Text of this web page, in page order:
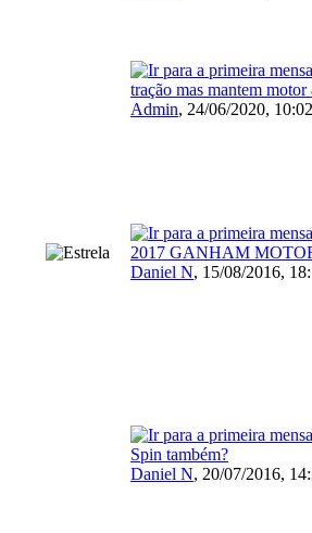
tração mas mantem motor
Admin, 24/06/2020, 10:02
2017 GANHAM
Daniel N, 15/08/2016,
Spin também?
Daniel N, 20/07/2016,